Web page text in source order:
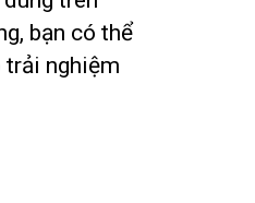
bạn có thể
trải nghiệm